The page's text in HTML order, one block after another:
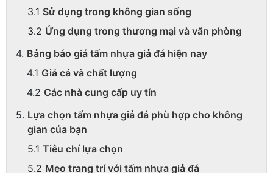
Sử dụng trong không gian sống
Ứng dụng trong thương mại và văn phòng
Bảng báo giá tấm nhựa giả đá hiện nay
Giá cả và chất lượng
Các nhà cung cấp uy tín
Lựa chọn tấm nhựa giả đá phù hợp cho không
gian của bạn
Tiêu chí lựa chọn
Mẹo trang trí với tấm nhựa giả đá